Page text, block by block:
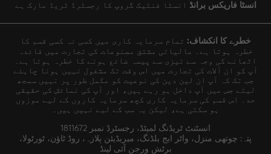
انسٹا فاریکس برانڈ انسٹا فنٹیک گروپ کا رجسٹرڈ ٹریڈ مارک ہے
خطرے کا انکشاف: تمام سرمایہ کاری میں کسی نہ کسی قسم کا
خطرہ ہوتا ہے۔ مالیاتی مشتق مصنوعات کی تجارت میں فائدہ
اٹھانے کی وجہ سے تیزی سے پیسہ ضائع ہونے کا خطرہ ہوتا ہے۔
آپ کو ان آلات کی تجارت میں اس وقت تک مشغول نہیں ہونا چاہئے
جب تک کہ آپ ان لین دین کی نوعیت کو مکمل طور پر نہیں سمجھ
لیتے جس میں آپ داخل ہو رہے ہیں، اور آپ کی نمائش کی حقیقی
حد۔ اس قسم کی سرمایہ کاری کچھ سرمایہ کاروں کے لیے موزوں
ہو سکتی ہے، لیکن یہ سب کے لیے نہیں ہیں۔
انسٹنٹ ٹریڈنگ لمیٹڈ، رجسٹرڈ نمبر 1811672
پتہ: چوتھی منزل، واٹر ایج بلڈنگ، میریڈیئن پلازہ، روڈ ٹاؤن، ٹورٹولا،
برٹش ورجن آئی لینڈ